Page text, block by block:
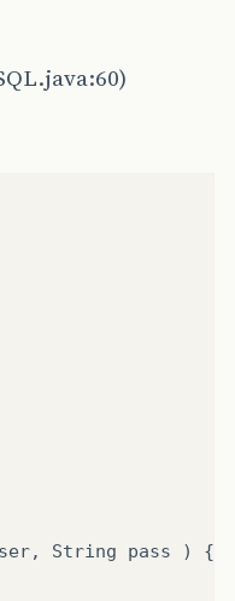
, String pass ) {